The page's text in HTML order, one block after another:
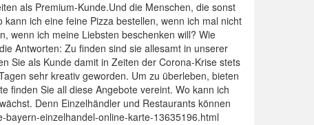
als Premium-Kunde.Und die Menschen, die sonst
ich eine feine Pizza bestellen, wenn ich mal nicht
wenn ich meine Liebsten beschenken will? Wie
Antworten: Zu finden sind sie allesamt in unserer
Sie als Kunde damit in Zeiten der Corona-Krise stets
sehr kreativ geworden. Um zu überleben, bieten
finden Sie all diese Angebote vereint. Wo kann ich
Denn Einzelhändler und Restaurants können
einzelhandel-online-karte-13635196.html